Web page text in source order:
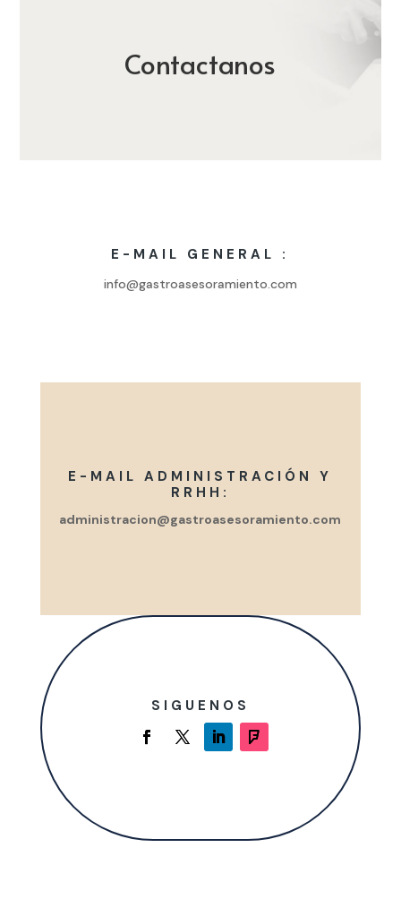
Contactanos
E-MAIL GENERAL :
info@gastroasesoramiento.com
E-MAIL ADMINISTRACIÓN Y
RRHH:
administracion@gastroasesoramiento.com
SIGUENOS